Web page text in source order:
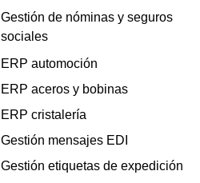
Gestión de nóminas y seguros
sociales
ERP automoción
ERP aceros y bobinas
ERP cristalería
Gestión mensajes EDI
Gestión etiquetas de expedición